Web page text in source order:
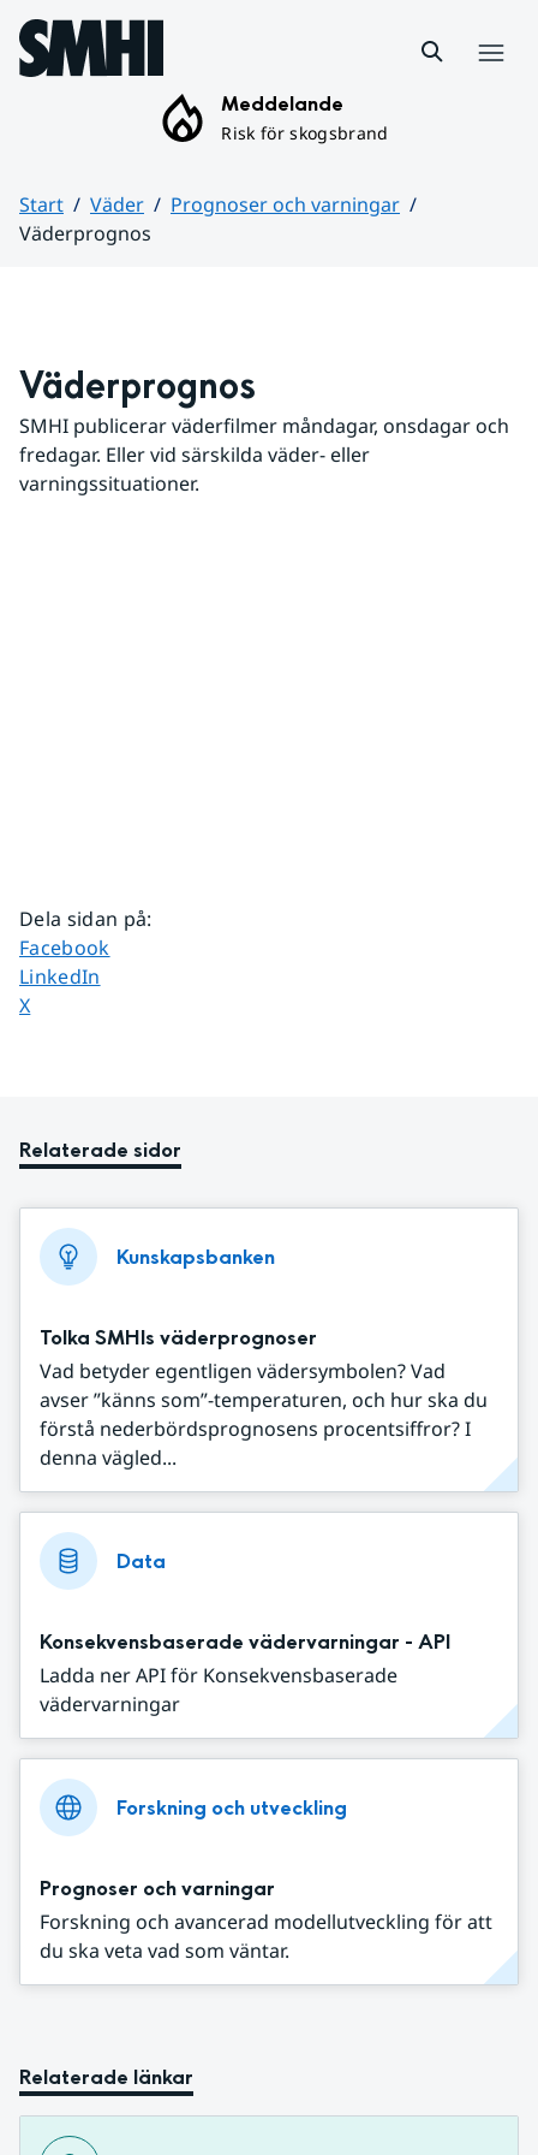
Hoppa till sidans innehåll
Meddelande
Risk för skogsbrand
Start Väder
Prognoser och varningar
Väderprognos
Väderprognos
SMHI publicerar väderfilmer måndagar, onsdagar och
fredagar. Eller vid särskilda väder- eller
varningssituationer.
Dela sidan på:
Dela sidan på
Facebook
Dela sidan på
LinkedIn
Dela sidan på
X
Relaterade sidor
Kunskapsbanken
Tolka SMHIs väderprognoser
Vad betyder egentligen vädersymbolen? Vad
avser ”känns som”-temperaturen, och hur ska du
förstå nederbördsprognosens procentsiffror? I
denna vägled...
Data
Konsekvensbaserade vädervarningar - API
Ladda ner API för Konsekvensbaserade
vädervarningar
Forskning och utveckling
Prognoser och varningar
Forskning och avancerad modellutveckling för att
du ska veta vad som väntar.
Relaterade länkar